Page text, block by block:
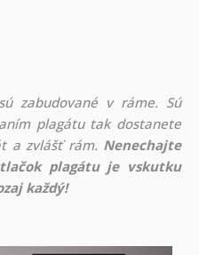
zabudované v ráme. Sú
plagátu tak dostanete
a zvlášť rám. Nenechajte
plagátu je vskutku
každý!